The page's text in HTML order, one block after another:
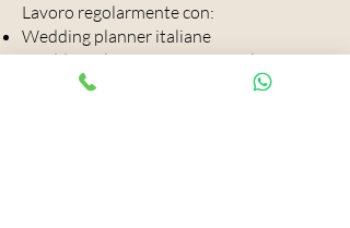
Lavoro regolarmente con:
Wedding planner italiane
Wedding planner internazionali
Location di lusso e boutique venue